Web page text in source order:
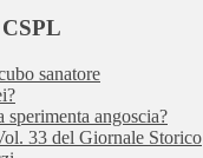
sanatore
sperimenta angoscia?
33 del Giornale Storico